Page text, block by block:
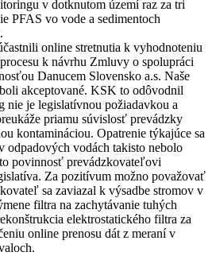
v dotknutom území raz za tri
PFAS vo vode a sedimentoch
online stretnutia k vyhodnoteniu
k návrhu Zmluvy o spolupráci
Danucem Slovensko a.s. Naše
akceptované. KSK to odôvodnil
nie je legislatívnou požiadavkou a
priamu súvislosť prevádzky
kontamináciou. Opatrenie týkajúce sa
odpadových vodách takisto nebolo
povinnosť prevádzkovateľovi
Za pozitívum možno považovať
sa zaviazal k výsadbe stromov v
filtra na zachytávanie tuhých
elektrostatického filtra za
online prenosu dát z meraní v